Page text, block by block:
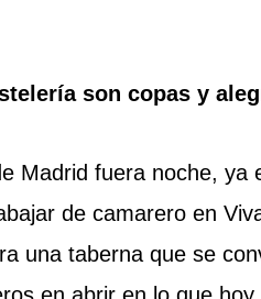
son copas y
Madrid fuera noche, ya
de camarero en
una taberna que se